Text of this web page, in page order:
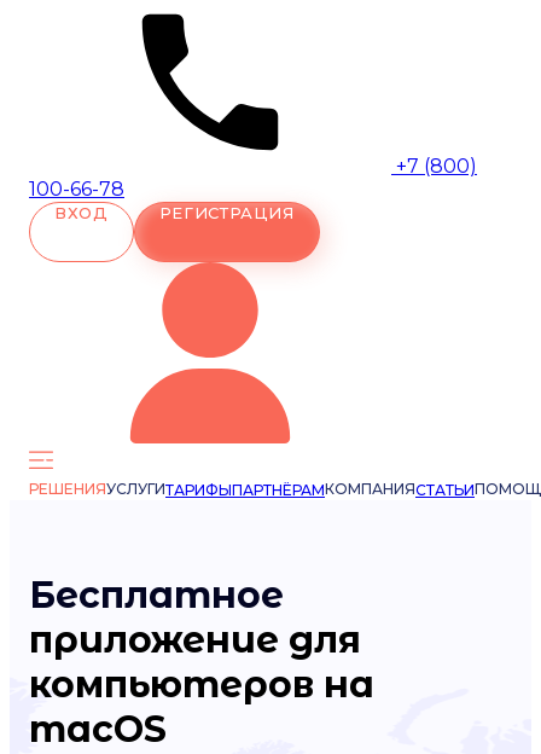
+7 (800)
100-66-78
ВХОД РЕГИСТРАЦИЯ
РЕШЕНИЯУСЛУГИТАРИФЫПАРТНЁРАМКОМПАНИЯСТАТЬИ
Бесплатное
приложение для
компьютеров на
macOS